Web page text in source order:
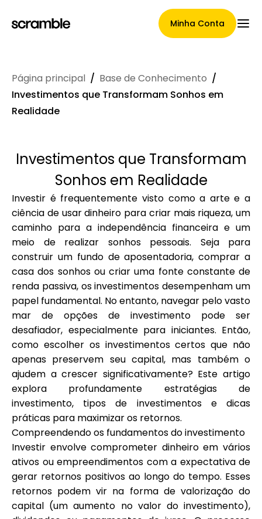
Minha Conta
Página Principal
Termos de cessão de
reclamações
Galeria de Marcas
Seleção de Marca
Calculadoras
Histórico de Rondas
Blog
Contacte-nos
Página principal / Base de Conhecimento /
Investimentos que Transformam Sonhos em
Realidade
Investimentos que Transformam
Sonhos em Realidade
Investir é frequentemente visto como a arte e a
ciência de usar dinheiro para criar mais riqueza, um
caminho para a independência financeira e um
meio de realizar sonhos pessoais. Seja para
construir um fundo de aposentadoria, comprar a
casa dos sonhos ou criar uma fonte constante de
renda passiva, os investimentos desempenham um
papel fundamental. No entanto, navegar pelo vasto
mar de opções de investimento pode ser
desafiador, especialmente para iniciantes. Então,
como escolher os investimentos certos que não
apenas preservem seu capital, mas também o
ajudem a crescer significativamente? Este artigo
explora profundamente estratégias de
investimento, tipos de investimentos e dicas
práticas para maximizar os retornos.
Compreendendo os fundamentos do investimento
Investir envolve comprometer dinheiro em vários
ativos ou empreendimentos com a expectativa de
gerar retornos positivos ao longo do tempo. Esses
retornos podem vir na forma de valorização do
capital (um aumento no valor do investimento),